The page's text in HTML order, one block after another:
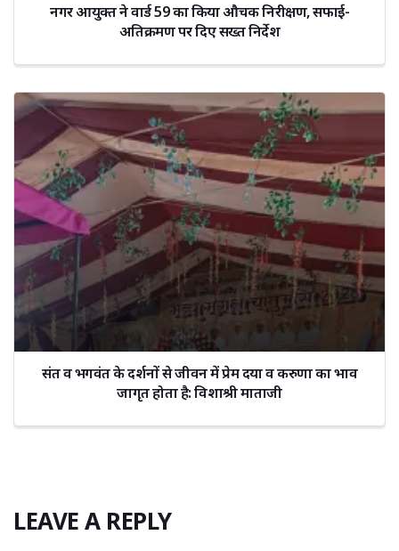
नगर आयुक्त ने वार्ड 59 का किया औचक निरीक्षण, सफाई-
अतिक्रमण पर दिए सख्त निर्देश
संत व भगवंत के दर्शनों से जीवन में प्रेम दया व करुणा का भाव
जागृत होता है: विशाश्री माताजी
LEAVE A REPLY